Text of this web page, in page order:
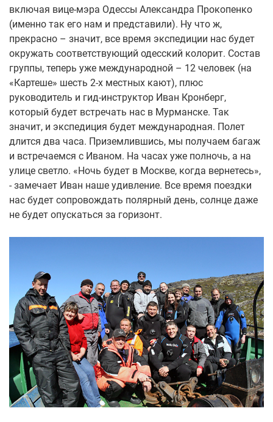
включая вице-мэра Одессы Александра Прокопенко
(именно так его нам и представили). Ну что ж,
прекрасно – значит, все время экспедиции нас будет
окружать соответствующий одесский колорит. Состав
группы, теперь уже международной – 12 человек (на
«Картеше» шесть 2-х местных кают), плюс
руководитель и гид-инструктор Иван Кронберг,
который будет встречать нас в Мурманске. Так
значит, и экспедиция будет международная. Полет
длится два часа. Приземлившись, мы получаем багаж
и встречаемся с Иваном. На часах уже полночь, а на
улице светло. «Ночь будет в Москве, когда вернетесь»,
- замечает Иван наше удивление. Все время поездки
нас будет сопровождать полярный день, солнце даже
не будет опускаться за горизонт.